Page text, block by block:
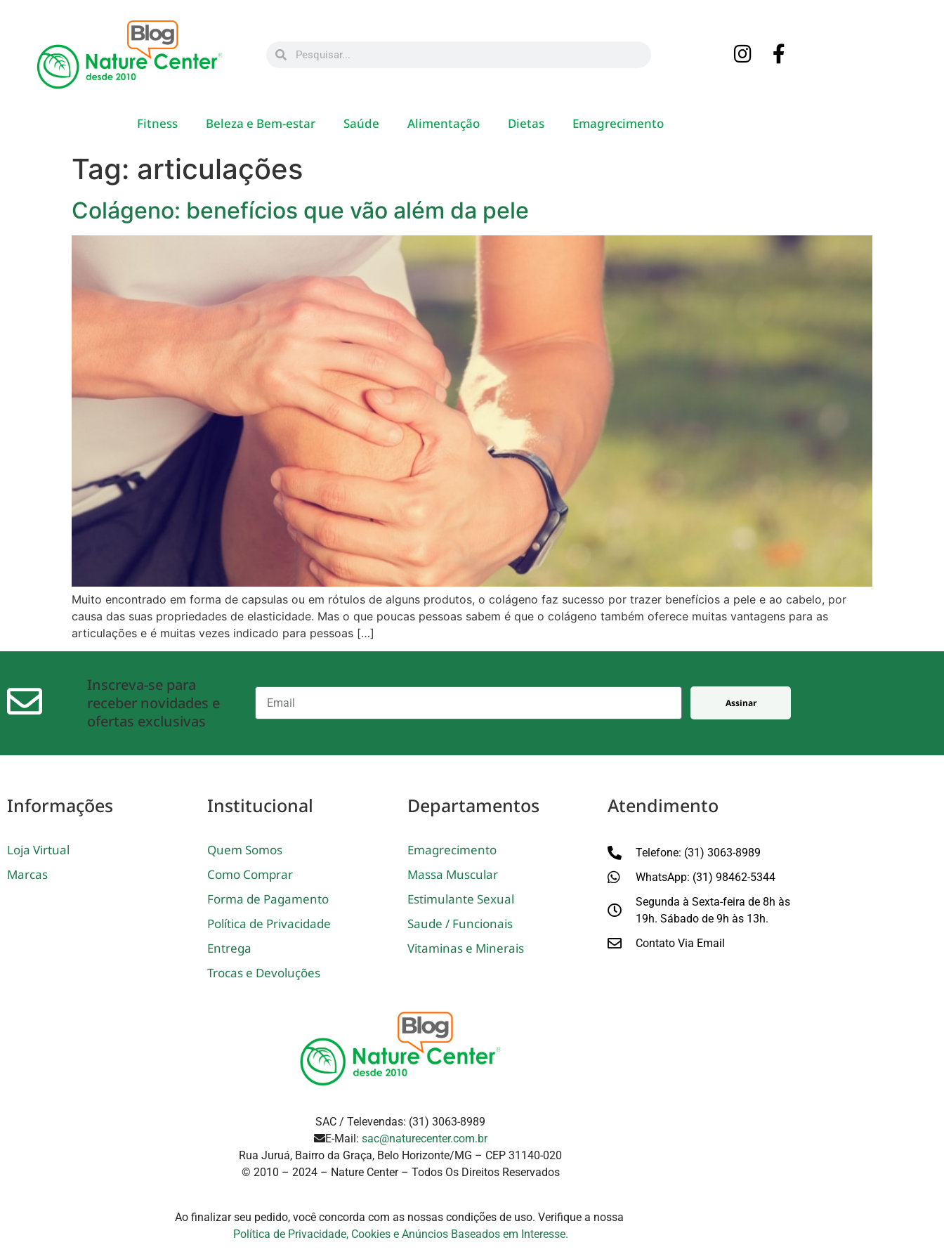
Fitness Beleza e Bem-estar Saúde Alimentação Dietas Emagrecimento
Tag: articulações
Colágeno: benefícios que vão além da pele
Muito encontrado em forma de capsulas ou em rótulos de alguns produtos, o colágeno faz sucesso por trazer benefícios a pele e ao cabelo, por
causa das suas propriedades de elasticidade. Mas o que poucas pessoas sabem é que o colágeno também oferece muitas vantagens para as
articulações e é muitas vezes indicado para pessoas […]
Inscreva-se para
receber novidades e
ofertas exclusivas
Assinar
Informações
Loja Virtual
Marcas
Institucional
Quem Somos
Como Comprar
Forma de Pagamento
Política de Privacidade
Entrega
Trocas e Devoluções
Departamentos
Emagrecimento
Massa Muscular
Estimulante Sexual
Saude / Funcionais
Vitaminas e Minerais
Atendimento
Telefone: (31) 3063-8989
WhatsApp: (31) 98462-5344
Segunda à Sexta-feira de 8h às
19h. Sábado de 9h às 13h.
Contato Via Email
SAC / Televendas: (31) 3063-8989
E-Mail: sac@naturecenter.com.br
Rua Juruá, Bairro da Graça, Belo Horizonte/MG – CEP 31140-020
© 2010 – 2024 – Nature Center – Todos Os Direitos Reservados
Ao finalizar seu pedido, você concorda com as nossas condições de uso. Verifique a nossa
Política de Privacidade, Cookies e Anúncios Baseados em Interesse.